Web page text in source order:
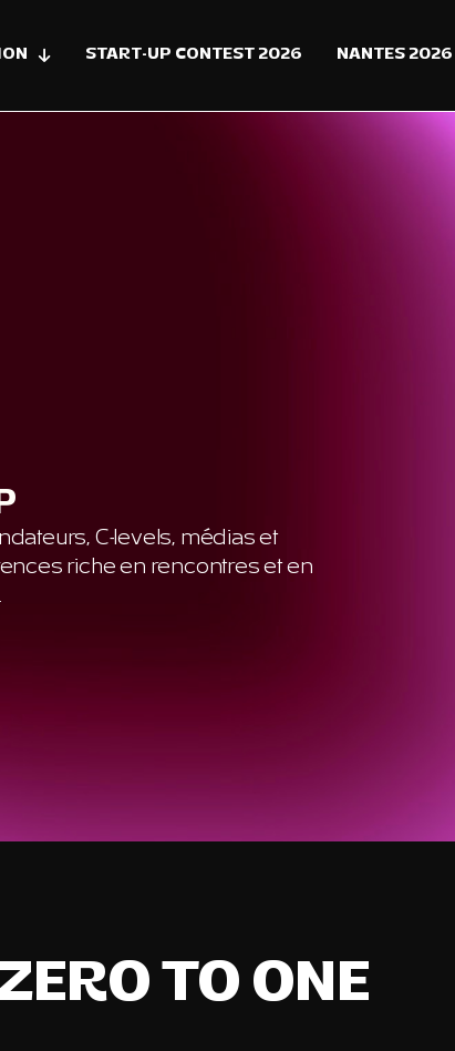
START-UP CONTEST 2026 NANTES 2026
C-levels, médias et
riche en rencontres et en
TO ONE